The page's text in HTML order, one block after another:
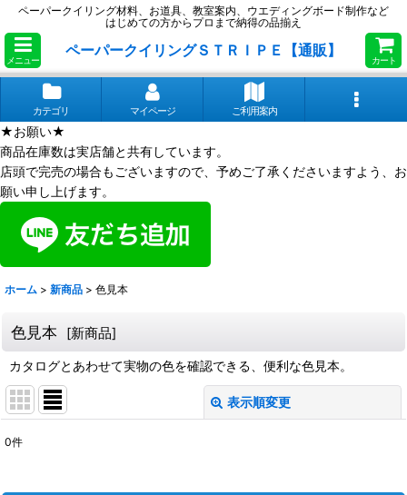
ペーパークイリング材料、お道具、教室案内、ウエディングボード制作など
はじめての方からプロまで納得の品揃え
メニュー
ペーパークイリングＳＴＲＩＰＥ【通販】
カート
カテゴリ マイページ ご利用案内
★お願い★
商品在庫数は実店舗と共有しています。
店頭で完売の場合もございますので、予めご了承くださいますよう、お
願い申し上げます。
ホーム > 新商品 > 色見本
色見本 [新商品]
カタログとあわせて実物の色を確認できる、便利な色見本。
表示順変更
0件